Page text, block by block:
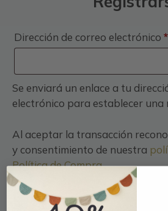
Dirección de correo electrónico *
Se enviará un enlace a tu
electrónico para establecer una
Al aceptar la transacción
y consentimiento de nuestra
Política de Compra.
Registrarse